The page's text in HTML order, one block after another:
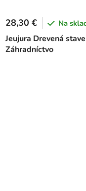
Jeujura Drevená
Záhradníctvo
28,30 € Na